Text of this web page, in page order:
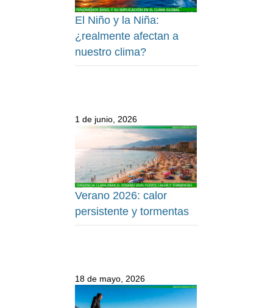
El Niño y la Niña:
¿realmente afectan a
nuestro clima?
1 de junio, 2026
Verano 2026: calor
persistente y tormentas
18 de mayo, 2026